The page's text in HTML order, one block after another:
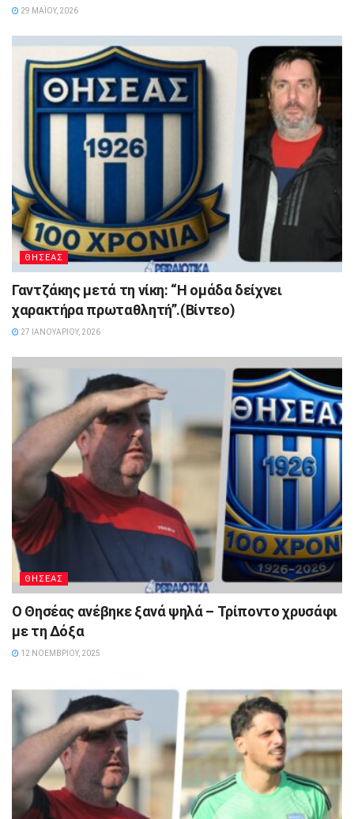
29 ΜΑΪ́ΟΥ, 2026
ΘΗΣΕΑΣ
Γαντζάκης μετά τη νίκη: “Η ομάδα δείχνει
χαρακτήρα πρωταθλητή”.(Βίντεο)
27 ΙΑΝΟΥΑΡΊΟΥ, 2026
ΘΗΣΕΑΣ
Ο Θησέας ανέβηκε ξανά ψηλά – Τρίποντο χρυσάφι
με τη Δόξα
12 ΝΟΕΜΒΡΊΟΥ, 2025